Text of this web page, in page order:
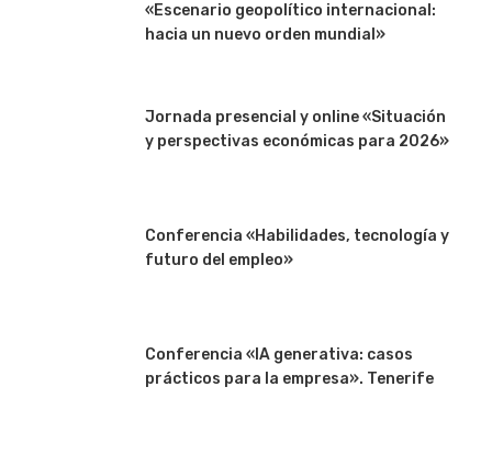
«Escenario geopolítico internacional:
hacia un nuevo orden mundial»
Jornada presencial y online «Situación
y perspectivas económicas para 2026»
Conferencia «Habilidades, tecnología y
futuro del empleo»
Conferencia «IA generativa: casos
prácticos para la empresa». Tenerife